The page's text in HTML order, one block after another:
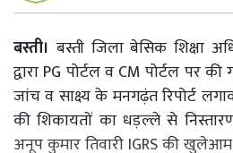
बस्ती। बस्ती जिला बेसिक शिक्षा
द्वारा PG पोर्टल व CM पोर्टल पर
जांच व साक्ष्य के मनगढ़ंत रिपोर्ट
की शिकायतों का धड़ल्ले से
अनूप कुमार तिवारी IGRS की